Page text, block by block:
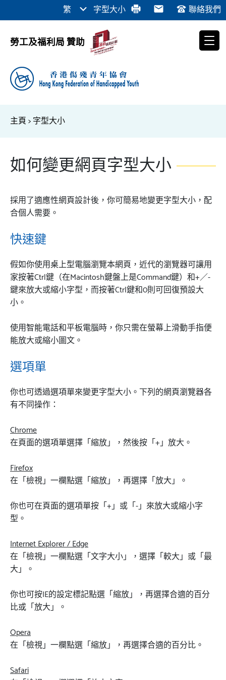
繁 字型大小 聯絡我們
勞工及福利局 贊助
主頁>字型大小
如何變更網頁字型大小
採用了適應性網頁設計後，你可簡易地變更字型大小，配
合個人需要。
快速鍵
假如你使用桌上型電腦瀏覽本網頁，近代的瀏覽器可讓用
家按著Ctrl鍵（在Macintosh鍵盤上是Command鍵）和+／-
鍵來放大或縮小字型，而按著Ctrl鍵和0則可回復預設大
小。
使用智能電話和平板電腦時，你只需在螢幕上滑動手指便
能放大或縮小圖文。
選項單
你也可透過選項單來變更字型大小。下列的網頁瀏覽器各
有不同操作：
Chrome
在頁面的選項單選擇「縮放」，然後按「+」放大。
Firefox
在「檢視」一欄點選「縮放」，再選擇「放大」。
你也可在頁面的選項單按「+」或「-」來放大或縮小字
型。
Internet Explorer / Edge
在「檢視」一欄點選「文字大小」，選擇「較大」或「最
大」。
你也可按IE的設定標記點選「縮放」，再選擇合適的百分
比或「放大」。
Opera
在「檢視」一欄點選「縮放」，再選擇合適的百分比。
Safari